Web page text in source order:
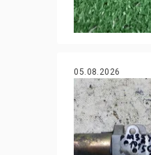
05.08.2026